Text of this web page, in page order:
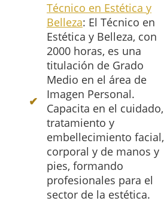
Técnico en Estética y
Belleza: El Técnico en
Estética y Belleza, con
2000 horas, es una
titulación de Grado
Medio en el área de
Imagen Personal.
Capacita en el cuidado,
tratamiento y
embellecimiento facial,
corporal y de manos y
pies, formando
profesionales para el
sector de la estética.